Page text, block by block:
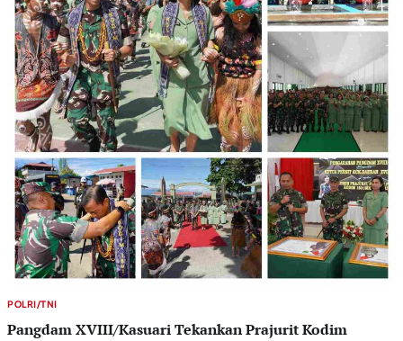
POLRI/TNI
Pangdam XVIII/Kasuari Tekankan Prajurit Kodim